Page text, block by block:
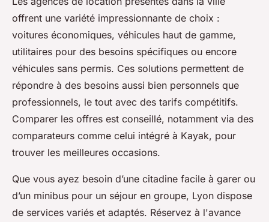
offrent une variété impressionnante de choix :
voitures économiques, véhicules haut de gamme,
utilitaires pour des besoins spécifiques ou encore
véhicules sans permis. Ces solutions permettent de
répondre à des besoins aussi bien personnels que
professionnels, le tout avec des tarifs compétitifs.
Comparer les offres est conseillé, notamment via des
comparateurs comme celui intégré à Kayak, pour
trouver les meilleures occasions.
Que vous ayez besoin d’une citadine facile à garer ou
d’un minibus pour un séjour en groupe, Lyon dispose
de services variés et adaptés. Réservez à l'avance